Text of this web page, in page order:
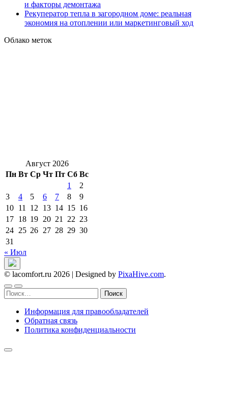
и факторы демонтажа
Рекуператор тепла в загородном доме: реальная
экономия на отоплении или маркетинговый ход
Облако меток
Август 2026
Пн Вт Ср Чт Пт Сб Вс
1
2
3
4 5 6 7 8
9
10 11 12 13 14 15 16
17 18 19 20 21 22 23
24 25 26 27 28 29 30
31
« Июл
© lacomfort.ru 2026 | Designed by PixaHive.com.
Найти:
Информация для правообладателей
Обратная связь
Политика конфиденциальности